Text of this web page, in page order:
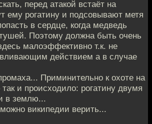
перед атакой встаёт на
ему рогатину и подсовывают метя
в сердце, когда медведь
Поэтому должна быть очень
малоэффективно т.к. не
действием а в случае
Приминительно к охоте на
и происходило: рогатину двумя
в землю...
википедии верить...